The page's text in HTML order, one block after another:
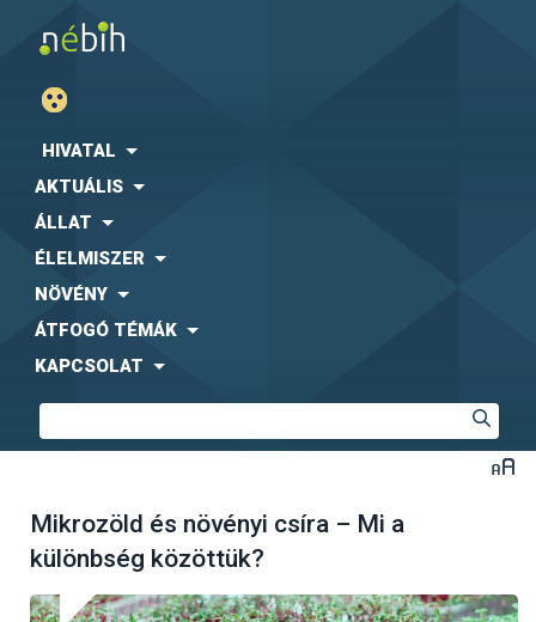
HIVATAL
AKTUÁLIS
ÁLLAT
ÉLELMISZER
NÖVÉNY
ÁTFOGÓ TÉMÁK
KAPCSOLAT
Mikrozöld és növényi csíra – Mi a
különbség közöttük?